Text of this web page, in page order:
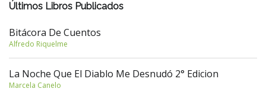
Últimos Libros Publicados
Bitácora De Cuentos
Alfredo Riquelme
La Noche Que El Diablo Me Desnudó 2° Edicion
Marcela Canelo